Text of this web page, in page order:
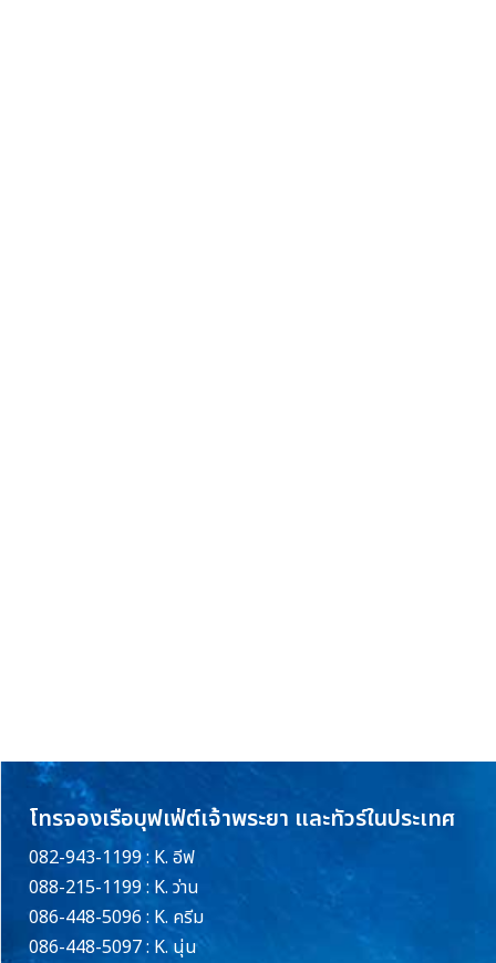
โทรจองเรือบุฟเฟ่ต์เจ้าพระยา และทัวร์ในประเทศ
082-943-1199 : K. อีฟ
088-215-1199 : K. ว่าน
086-448-5096 : K. ครีม
086-448-5097 : K. นุ่น